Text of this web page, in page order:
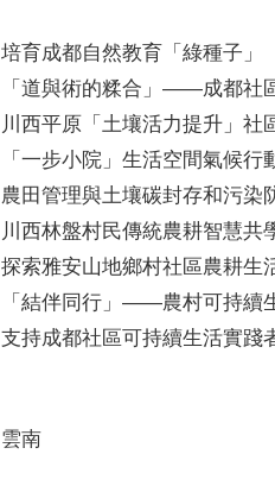
培育成都自然教育「綠種子」
「道與術的糅合」——成都社
川西平原「土壤活力提升」社
「一步小院」生活空間氣候行
農田管理與土壤碳封存和污染
川西林盤村民傳統農耕智慧共
探索雅安山地鄉村社區農耕生
「結伴同行」——農村可持續
支持成都社區可持續生活實踐
雲南